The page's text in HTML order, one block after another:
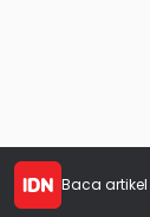
Baca artikel